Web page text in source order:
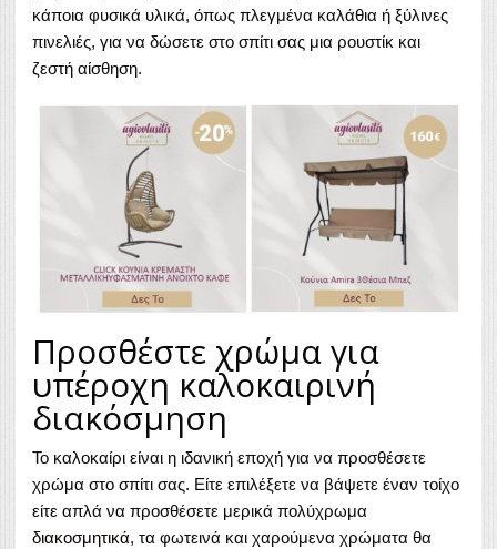
κάποια φυσικά υλικά, όπως πλεγμένα καλάθια ή ξύλινες
πινελιές, για να δώσετε στο σπίτι σας μια ρουστίκ και
ζεστή αίσθηση.
Προσθέστε χρώμα για
υπέροχη καλοκαιρινή
διακόσμηση
Το καλοκαίρι είναι η ιδανική εποχή για να προσθέσετε
χρώμα στο σπίτι σας. Είτε επιλέξετε να βάψετε έναν τοίχο
είτε απλά να προσθέσετε μερικά πολύχρωμα
διακοσμητικά, τα φωτεινά και χαρούμενα χρώματα θα